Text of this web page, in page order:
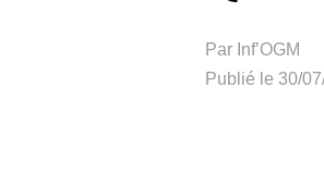
Par Inf’OGM
Publié le 30/